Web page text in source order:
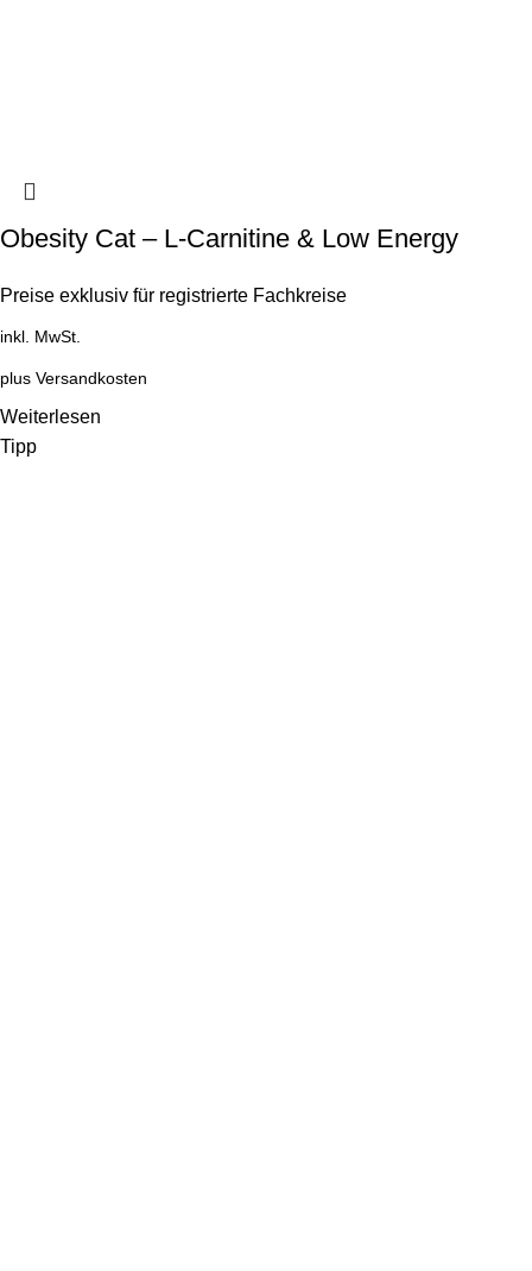
Obesity Cat – L-Carnitine & Low Energy
Preise exklusiv für registrierte Fachkreise
inkl. MwSt.
plus Versandkosten
Weiterlesen
Tipp